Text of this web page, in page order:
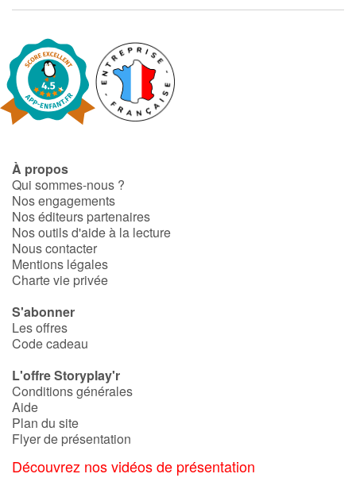
Fable, mythe, littérature et poésie
Princesses et princes, rois, reines et dragons
Ogres, monstres et sorcières
Héroïnes et héros
Écologie, nature, saisons
Les animaux
Voyage, épopée, enquête, aventure
Autour du monde
Apprentissage
Documentaires
En famille
Quotidien et loisirs
À propos
Qui sommes-nous ?
Nos engagements
Nos éditeurs partenaires
Nos outils d'aide à la lecture
Nous contacter
Mentions légales
Charte vie privée
S'abonner
Les offres
Code cadeau
L'offre Storyplay'r
Conditions générales
Aide
Plan du site
Flyer de présentation
Découvrez nos vidéos de présentation